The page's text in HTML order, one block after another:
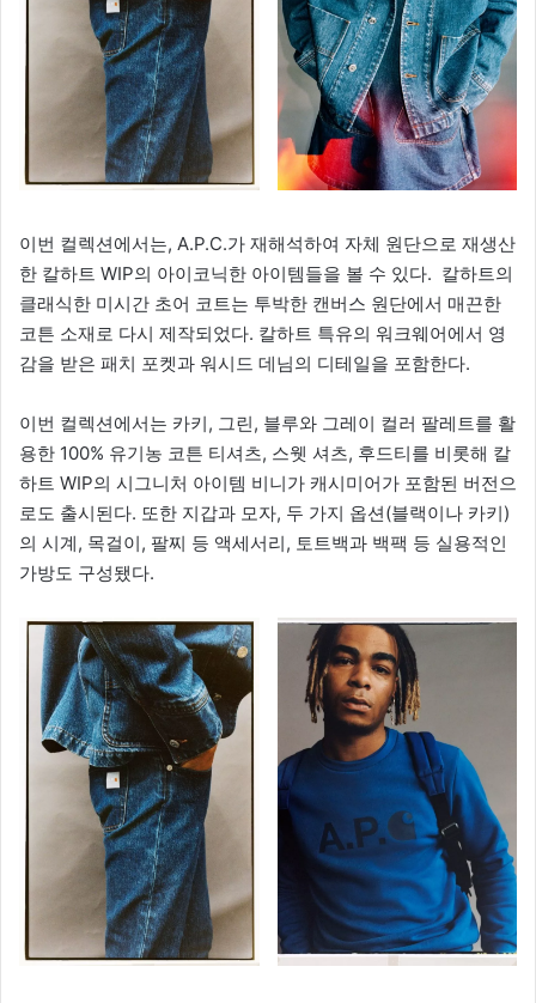
이번 컬렉션에서는, A.P.C.가 재해석하여 자체 원단으로 재생산
한 칼하트 WIP의 아이코닉한 아이템들을 볼 수 있다. 칼하트의
클래식한 미시간 초어 코트는 투박한 캔버스 원단에서 매끈한
코튼 소재로 다시 제작되었다. 칼하트 특유의 워크웨어에서 영
감을 받은 패치 포켓과 워시드 데님의 디테일을 포함한다.
이번 컬렉션에서는 카키, 그린, 블루와 그레이 컬러 팔레트를 활
용한 100% 유기농 코튼 티셔츠, 스웻 셔츠, 후드티를 비롯해 칼
하트 WIP의 시그니처 아이템 비니가 캐시미어가 포함된 버전으
로도 출시된다. 또한 지갑과 모자, 두 가지 옵션(블랙이나 카키)
의 시계, 목걸이, 팔찌 등 액세서리, 토트백과 백팩 등 실용적인
가방도 구성됐다.